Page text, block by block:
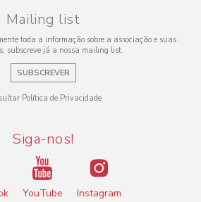
Mailing list
toda a informação sobre a associação e suas
subscreve já a nossa mailing list.
SUBSCREVER
Política de Privacidade
Siga-nos!
YouTube Instagram